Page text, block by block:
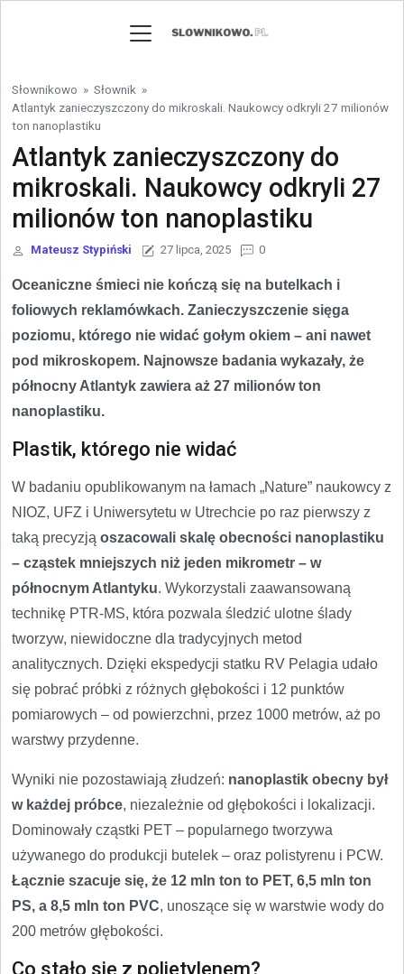
Słownikowo » Słownik »
Atlantyk zanieczyszczony do mikroskali. Naukowcy odkryli 27 milionów
ton nanoplastiku
Atlantyk zanieczyszczony do
mikroskali. Naukowcy odkryli 27
milionów ton nanoplastiku
Mateusz Stypiński 27 lipca, 2025 0
Oceaniczne śmieci nie kończą się na butelkach i
foliowych reklamówkach. Zanieczyszczenie sięga
poziomu, którego nie widać gołym okiem – ani nawet
pod mikroskopem. Najnowsze badania wykazały, że
północny Atlantyk zawiera aż 27 milionów ton
nanoplastiku.
Plastik, którego nie widać
W badaniu opublikowanym na łamach „Nature” naukowcy z
NIOZ, UFZ i Uniwersytetu w Utrechcie po raz pierwszy z
taką precyzją oszacowali skalę obecności nanoplastiku
– cząstek mniejszych niż jeden mikrometr – w
północnym Atlantyku. Wykorzystali zaawansowaną
technikę PTR-MS, która pozwala śledzić ulotne ślady
tworzyw, niewidoczne dla tradycyjnych metod
analitycznych. Dzięki ekspedycji statku RV Pelagia udało
się pobrać próbki z różnych głębokości i 12 punktów
pomiarowych – od powierzchni, przez 1000 metrów, aż po
warstwy przydenne.
Wyniki nie pozostawiają złudzeń: nanoplastik obecny był
w każdej próbce, niezależnie od głębokości i lokalizacji.
Dominowały cząstki PET – popularnego tworzywa
używanego do produkcji butelek – oraz polistyrenu i PCW.
Łącznie szacuje się, że 12 mln ton to PET, 6,5 mln ton
PS, a 8,5 mln ton PVC, unoszące się w warstwie wody do
200 metrów głębokości.
Co stało się z polietylenem?